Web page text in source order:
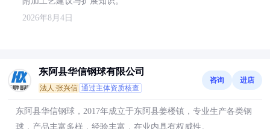
2026年8月4日
东阿县华信钢球有限公司
法人:张兴信 通过主体资质核查
咨询 进店
东阿县华信钢球，2017年成立于东阿县姜楼镇，专业生产各类钢
球，产品丰富多样，经验丰富，在业内具有权威性。